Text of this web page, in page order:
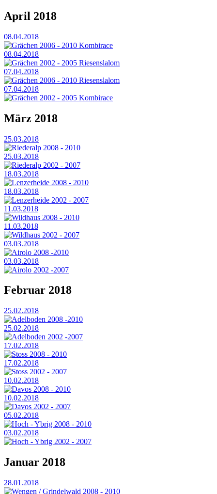
April 2018
08.04.2018
Grächen 2006 - 2010 Kombirace
08.04.2018
Grächen 2002 - 2005 Riesenslalom
07.04.2018
Grächen 2006 - 2010 Riesenslalom
07.04.2018
Grächen 2002 - 2005 Kombirace
März 2018
25.03.2018
Riederalp 2008 - 2010
25.03.2018
Riederalp 2002 - 2007
18.03.2018
Lenzerheide 2008 - 2010
18.03.2018
Lenzerheide 2002 - 2007
11.03.2018
Wildhaus 2008 - 2010
11.03.2018
Wildhaus 2002 - 2007
03.03.2018
Airolo 2008 -2010
03.03.2018
Airolo 2002 -2007
Februar 2018
25.02.2018
Adelboden 2008 -2010
25.02.2018
Adelboden 2002 -2007
17.02.2018
Stoss 2008 - 2010
17.02.2018
Stoss 2002 - 2007
10.02.2018
Davos 2008 - 2010
10.02.2018
Davos 2002 - 2007
05.02.2018
Hoch - Ybrig 2008 - 2010
03.02.2018
Hoch - Ybrig 2002 - 2007
Januar 2018
28.01.2018
Wengen / Grindelwald 2008 - 2010